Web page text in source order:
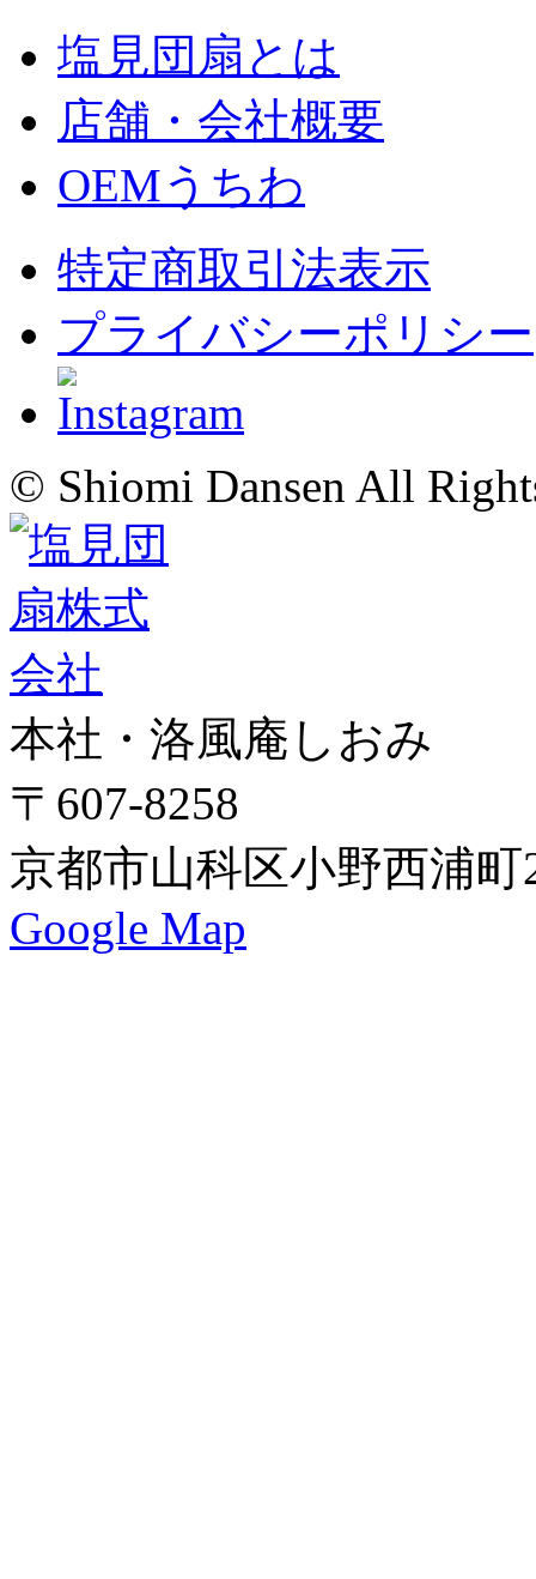
塩見団扇とは
店舗・会社概要
OEMうちわ
特定商取引法表示
プライバシーポリシー
© Shiomi Dansen All
本社・洛風庵しおみ
〒607-8258
京都市山科区小野西浦町
Google Map